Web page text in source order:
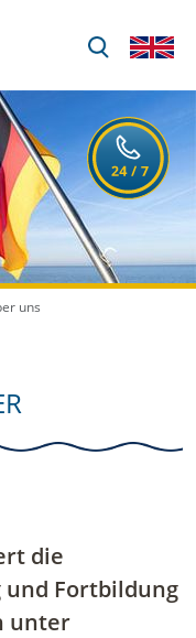
uns
die
Fortbildung
unter